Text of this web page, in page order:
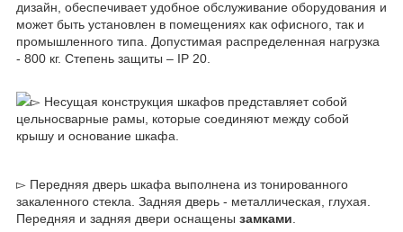
дизайн, обеспечивает удобное обслуживание оборудования и
может быть установлен в помещениях как офисного, так и
промышленного типа. Допустимая распределенная нагрузка
- 800 кг. Степень защиты – IP 20.
▻ Несущая конструкция шкафов представляет собой
цельносварные рамы, которые соединяют между собой
крышу и основание шкафа.
▻ Передняя дверь шкафа выполнена из тонированного
закаленного стекла. Задняя дверь - металлическая, глухая.
Передняя и задняя двери оснащены замками